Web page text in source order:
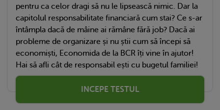
pentru ca celor dragi să nu le lipsească nimic. Dar la
capitolul responsabilitate financiară cum stai? Ce s-ar
întâmpla dacă de mâine ai rămâne fără job? Dacă ai
probleme de organizare și nu știi cum să începi să
economiști, Economida de la BCR îți vine în ajutor!
Hai să afli cât de responsabil ești cu bugetul familiei!
INCEPE TESTUL